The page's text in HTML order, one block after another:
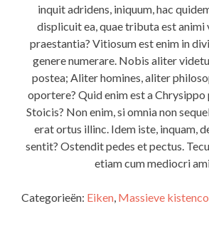
inquit adridens, iniquum, hac
displicuit ea, quae tributa est
praestantia? Vitiosum est enim in
genere numerare. Nobis aliter
postea; Aliter homines, aliter
oportere? Quid enim est a
Stoicis? Non enim, si omnia non
erat ortus illinc. Idem iste, inquam,
sentit? Ostendit pedes et pectus.
etiam cum mediocri
Categorieën: Eiken, Massieve